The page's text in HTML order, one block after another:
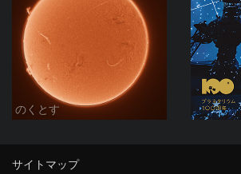
のくとす
サイトマップ